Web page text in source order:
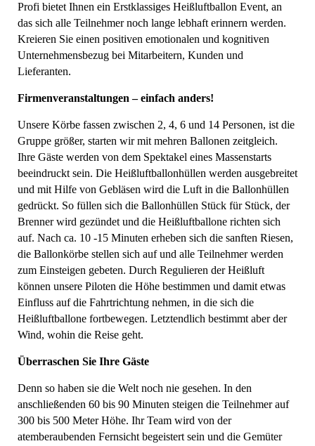
Profi bietet Ihnen ein Erstklassiges Heißluftballon Event, an
das sich alle Teilnehmer noch lange lebhaft erinnern werden.
Kreieren Sie einen positiven emotionalen und kognitiven
Unternehmensbezug bei Mitarbeitern, Kunden und
Lieferanten.
Firmenveranstaltungen – einfach anders!
Unsere Körbe fassen zwischen 2, 4, 6 und 14 Personen, ist die
Gruppe größer, starten wir mit mehren Ballonen zeitgleich.
Ihre Gäste werden von dem Spektakel eines Massenstarts
beeindruckt sein. Die Heißluftballonhüllen werden ausgebreitet
und mit Hilfe von Gebläsen wird die Luft in die Ballonhüllen
gedrückt. So füllen sich die Ballonhüllen Stück für Stück, der
Brenner wird gezündet und die Heißluftballone richten sich
auf. Nach ca. 10 -15 Minuten erheben sich die sanften Riesen,
die Ballonkörbe stellen sich auf und alle Teilnehmer werden
zum Einsteigen gebeten. Durch Regulieren der Heißluft
können unsere Piloten die Höhe bestimmen und damit etwas
Einfluss auf die Fahrtrichtung nehmen, in die sich die
Heißluftballone fortbewegen. Letztendlich bestimmt aber der
Wind, wohin die Reise geht.
Überraschen Sie Ihre Gäste
Denn so haben sie die Welt noch nie gesehen. In den
anschließenden 60 bis 90 Minuten steigen die Teilnehmer auf
300 bis 500 Meter Höhe. Ihr Team wird von der
atemberaubenden Fernsicht begeistert sein und die Gemüter